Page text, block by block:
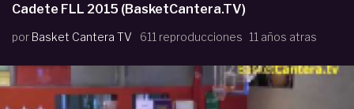
Cadete FLL 2015 (BasketCantera.TV)
por Basket Cantera TV 611 reproducciones 11 años atras